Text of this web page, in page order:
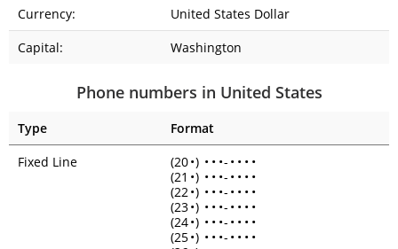
Currency:
United States Dollar
Capital:
Washington
Phone numbers in United States
Type
Format
Fixed Line
(20•) • • •- • • • •
(21 •) • • •- • • • •
(22•) • • •- • • • •
(23•) • • •- • • • •
(24•) • • •- • • • •
(25•) • • •- • • • •